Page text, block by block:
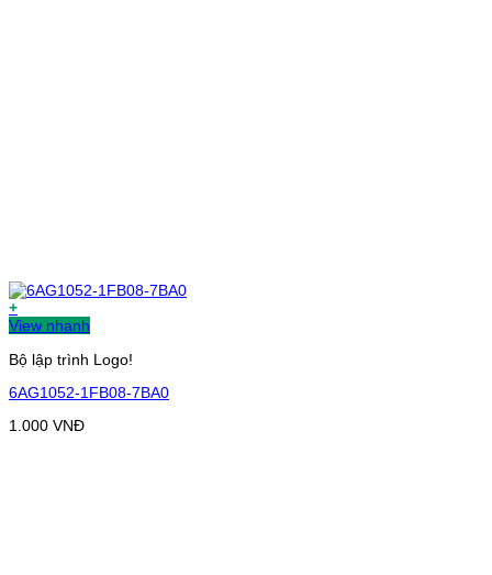
+
View nhanh
Bộ lập trình Logo!
6AG1052-1FB08-7BA0
1.000 VNĐ